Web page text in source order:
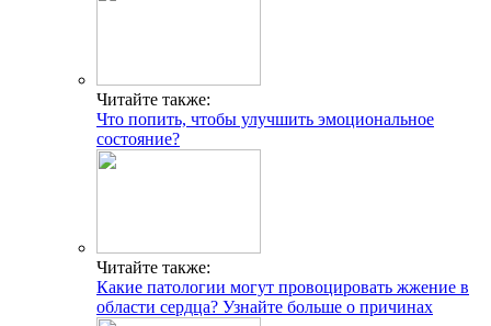
Читайте также:
Что попить, чтобы улучшить эмоциональное
состояние?
Читайте также:
Какие патологии могут провоцировать жжение в
области сердца? Узнайте больше о причинах